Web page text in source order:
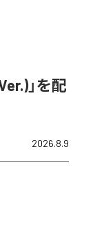
」を配
2026.8.9